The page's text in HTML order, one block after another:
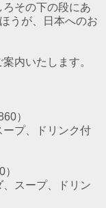
その下の段にあ
うが、日本へのお
内いたします。
）
ープ、ドリンク付
、スープ、ドリン